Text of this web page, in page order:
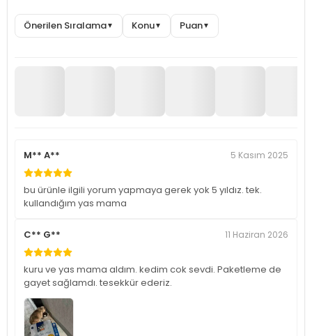
Önerilen Sıralama▼ Konu▼ Puan▼
M** A** 5 Kasım 2025
bu ürünle ilgili yorum yapmaya gerek yok 5 yıldız. tek.
kullandığım yas mama
C** G** 11 Haziran 2026
kuru ve yas mama aldım. kedim cok sevdi. Paketleme de
gayet sağlamdı. tesekkür ederiz.